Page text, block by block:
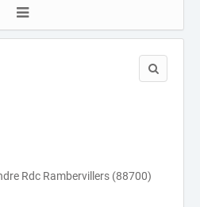
Rdc Rambervillers (88700)